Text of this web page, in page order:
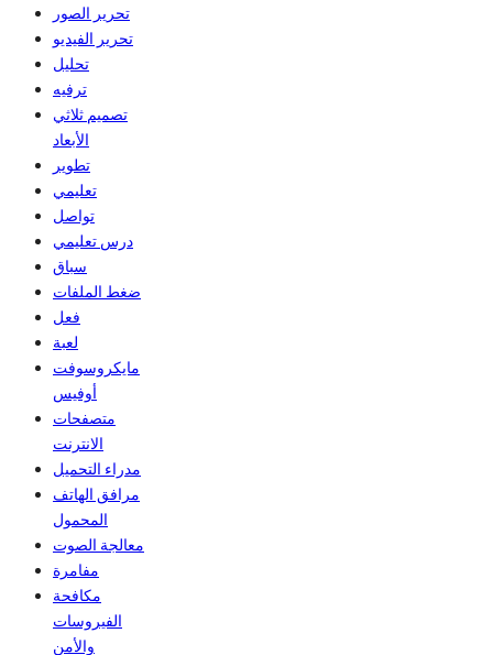
تحرير الصور
تحرير الفيديو
تحليل
ترفيه
تصميم ثلاثي
الأبعاد
تطوير
تعليمي
تواصل
درس تعليمي
سباق
ضغط الملفات
فعل
لعبة
مايكروسوفت
أوفيس
متصفحات
الانترنت
مدراء التحميل
مرافق الهاتف
المحمول
معالجة الصوت
مفامرة
مكافحة
الفيروسات
والأمن